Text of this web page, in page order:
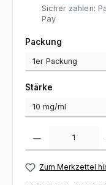
Sicher zahlen:
Pay
Packung
Stärke
Zum Merkzettel